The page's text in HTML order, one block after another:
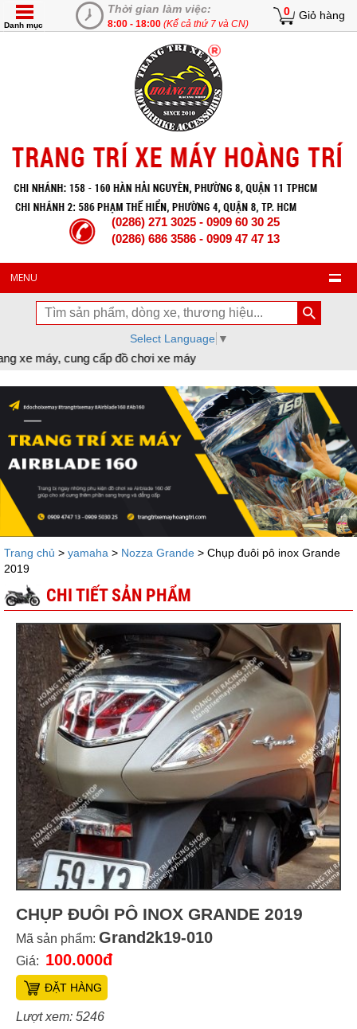
Thời gian làm việc:
8:00 - 18:00 (Kể cả thứ 7 và CN)
0 Giỏ hàng
Danh mục
(0286) 271 3025 - 0909 60 30 25
(0286) 686 3586 - 0909 47 47 13
MENU
Select Language ▼
cung cấp đồ chơi xe máy
Trang chủ > yamaha > Nozza Grande > Chụp đuôi pô inox Grande
2019
CHI TIẾT SẢN PHẨM
CHỤP ĐUÔI PÔ INOX GRANDE 2019
Mã sản phẩm: Grand2k19-010
Giá: 100.000đ
ĐẶT HÀNG
Lượt xem: 5246